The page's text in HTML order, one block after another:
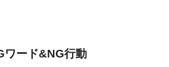
ワード&NG行動